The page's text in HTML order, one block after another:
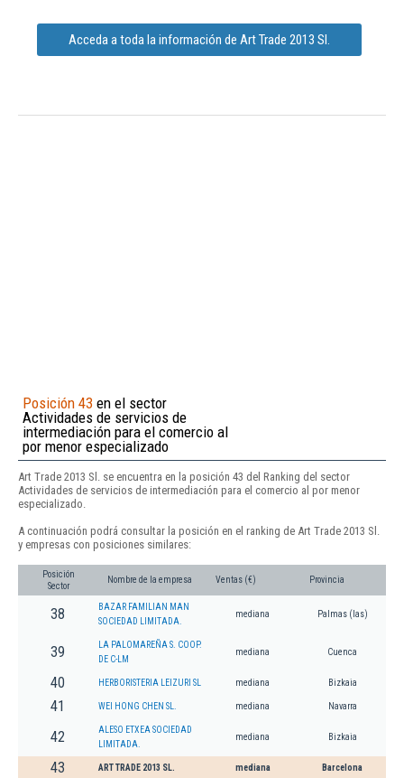
Acceda a toda la información de Art Trade 2013 Sl.
Posición 43 en el sector
Actividades de servicios de
intermediación para el comercio al
por menor especializado
Art Trade 2013 Sl. se encuentra en la posición 43 del Ranking del sector
Actividades de servicios de intermediación para el comercio al por menor
especializado.
A continuación podrá consultar la posición en el ranking de Art Trade 2013 Sl.
y empresas con posiciones similares:
Posición
Sector
Nombre de la empresa Ventas (€) Provincia
38
BAZAR FAMILIAN MAN
SOCIEDAD LIMITADA.
mediana Palmas (las)
39
LA PALOMAREÑA S. COOP.
DE C-LM
mediana Cuenca
40 HERBORISTERIA LEIZURI SL mediana Bizkaia
41 WEI HONG CHEN SL. mediana Navarra
42
ALESO ETXEA SOCIEDAD
LIMITADA.
mediana Bizkaia
43 ART TRADE 2013 SL. mediana Barcelona